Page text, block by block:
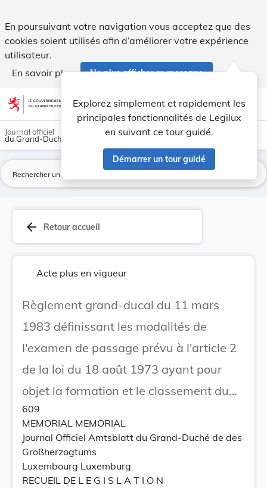
En poursuivant votre navigation vous acceptez que des
cookies soient utilisés afin d’améliorer votre expérience
utilisateur.
En savoir plus
Ne plus afficher ce message
Aller au contenu account_circle help Aide
Explorez simplement et rapidement les
principales fonctionnalités de Legilux
en suivant ce tour guidé.
Démarrer un tour guidé
light_mode dark_mode
Journal officiel
du Grand-Duché de Luxembourg
arrow_back Retour accueil
Acte plus en vigueur
Règlement grand-ducal du 11 mars
1983 définissant les modalités de
l'examen de passage prévu à l'article 2
de la loi du 18 août 1973 ayant pour
objet la formation et le classement du
personnel de l'éducation préscolaire.
609
MEMORIAL MEMORIAL
Journal Officiel Amtsblatt du Grand-Duché de des
Großherzogtums
Luxembourg Luxemburg
RECUEIL DE L E G I S L A T I O N